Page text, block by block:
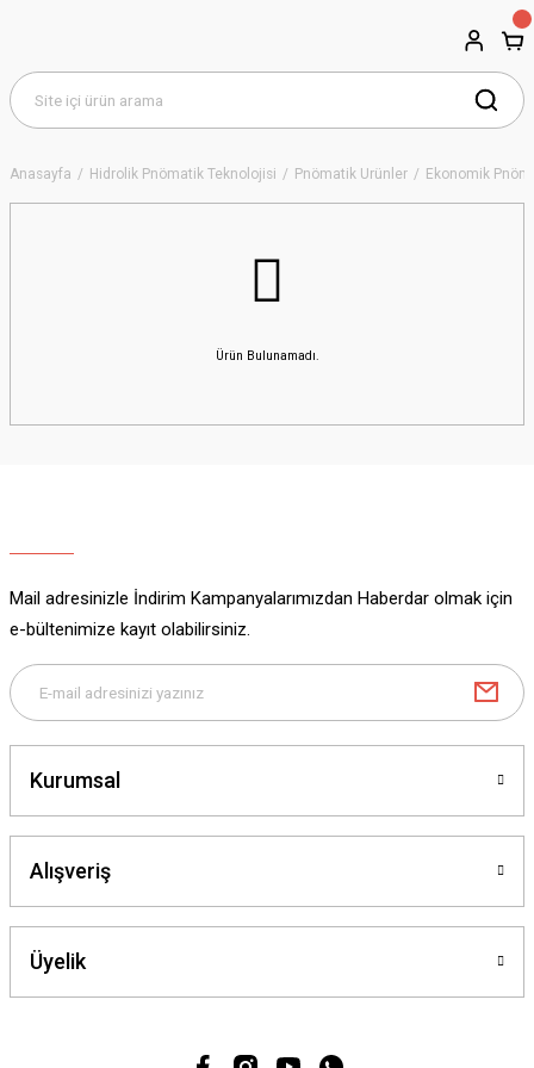
Anasayfa Hidrolik Pnömatik Teknolojisi Pnömatik Ürünler Ekonomik
Ürün Bulunamadı.
Mail adresinizle İndirim Kampanyalarımızdan Haberdar olmak için
e-bültenimize kayıt olabilirsiniz.
Kurumsal
Alışveriş
Üyelik